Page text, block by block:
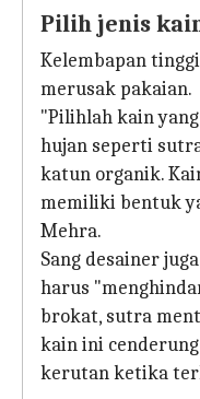
Pilih jenis
Kelembapan
merusak pakaian.
"Pilihlah kain
hujan seperti
katun organik.
memiliki bentuk
Mehra.
Sang desainer
harus
brokat, sutra
kain ini
kerutan ketika